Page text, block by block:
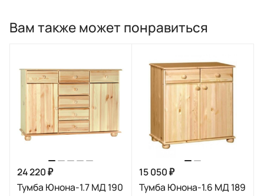
Вам также может понравиться
24 220 ₽
Тумба Юнона-1.7 МД 190
15 050 ₽
Тумба Юнона-1.6 МД 189